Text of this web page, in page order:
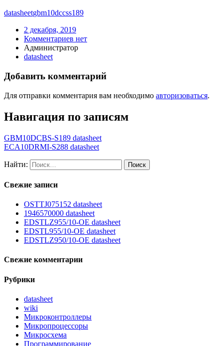
datasheetgbm10dccss189
2 декабря, 2019
Комментариев нет
Администратор
datasheet
Добавить комментарий
Для отправки комментария вам необходимо авторизоваться.
Навигация по записям
GBM10DCBS-S189 datasheet
ECA10DRMI-S288 datasheet
Найти:
Свежие записи
OSTTJ075152 datasheet
1946570000 datasheet
EDSTLZ955/10-OE datasheet
EDSTL955/10-OE datasheet
EDSTLZ950/10-OE datasheet
Свежие комментарии
Рубрики
datasheet
wiki
Микроконтроллеры
Микропроцессоры
Микросхема
Программирование